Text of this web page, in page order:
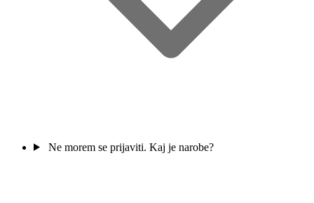
Ne morem se prijaviti. Kaj je narobe?